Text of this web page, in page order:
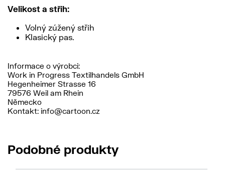
Velikost a střih:
Volný zúžený střih
Klasický pas.
Informace o výrobci:
Work in Progress Textilhandels GmbH
Hegenheimer Strasse 16
79576 Weil am Rhein
Německo
Kontakt: info@cartoon.cz
Podobné produkty